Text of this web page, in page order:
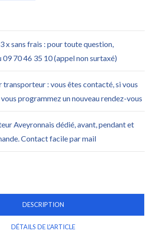
x sans frais : pour toute question,
09 70 46 35 10 (appel non surtaxé)
transporteur : vous êtes contacté, si vous
programmez un nouveau rendez-vous
Aveyronnais dédié, avant, pendant et
Contact facile par mail
DESCRIPTION
DÉTAILS DE L'ARTICLE